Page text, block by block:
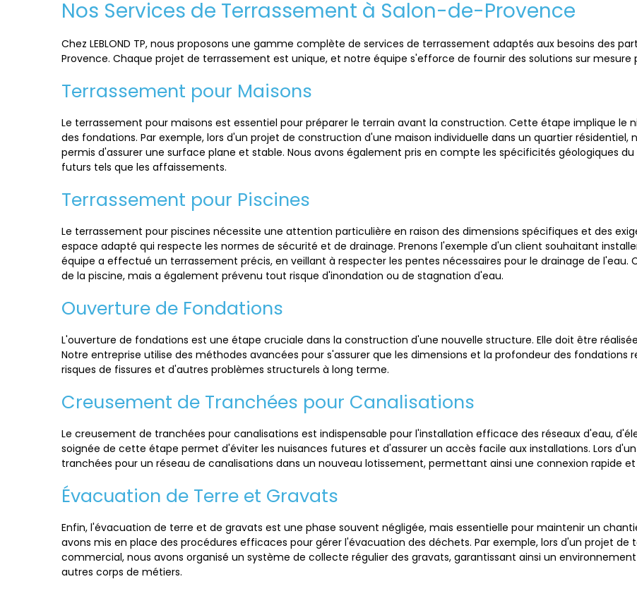
Nos Services de Terrassement à Salon-de-Provence
Chez LEBLOND TP, nous proposons une gamme complète de services de terrassement adaptés aux besoins des
Provence. Chaque projet de terrassement est unique, et notre équipe s'efforce de fournir des solutions sur
Terrassement pour Maisons
Le terrassement pour maisons est essentiel pour préparer le terrain avant la construction. Cette étape implique le
des fondations. Par exemple, lors d'un projet de construction d'une maison individuelle dans un quartier
permis d'assurer une surface plane et stable. Nous avons également pris en compte les spécificités géologiques
futurs tels que les affaissements.
Terrassement pour Piscines
Le terrassement pour piscines nécessite une attention particulière en raison des dimensions spécifiques et des
espace adapté qui respecte les normes de sécurité et de drainage. Prenons l'exemple d'un client souhaitant
équipe a effectué un terrassement précis, en veillant à respecter les pentes nécessaires pour le drainage de
de la piscine, mais a également prévenu tout risque d'inondation ou de stagnation d'eau.
Ouverture de Fondations
L'ouverture de fondations est une étape cruciale dans la construction d'une nouvelle structure. Elle doit être
Notre entreprise utilise des méthodes avancées pour s'assurer que les dimensions et la profondeur des fondations
risques de fissures et d'autres problèmes structurels à long terme.
Creusement de Tranchées pour Canalisations
Le creusement de tranchées pour canalisations est indispensable pour l'installation efficace des réseaux d'eau,
soignée de cette étape permet d'éviter les nuisances futures et d'assurer un accès facile aux installations. Lors
tranchées pour un réseau de canalisations dans un nouveau lotissement, permettant ainsi une connexion rapide
Évacuation de Terre et Gravats
Enfin, l'évacuation de terre et de gravats est une phase souvent négligée, mais essentielle pour maintenir un
avons mis en place des procédures efficaces pour gérer l'évacuation des déchets. Par exemple, lors d'un projet
commercial, nous avons organisé un système de collecte régulier des gravats, garantissant ainsi un
autres corps de métiers.